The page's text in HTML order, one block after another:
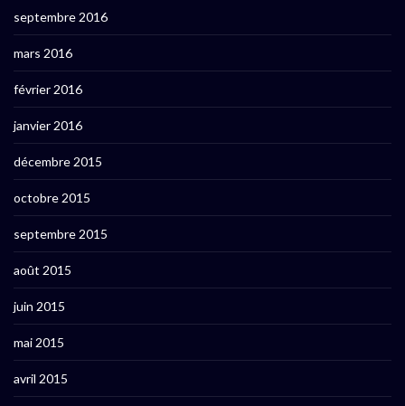
septembre 2016
mars 2016
février 2016
janvier 2016
décembre 2015
octobre 2015
septembre 2015
août 2015
juin 2015
mai 2015
avril 2015